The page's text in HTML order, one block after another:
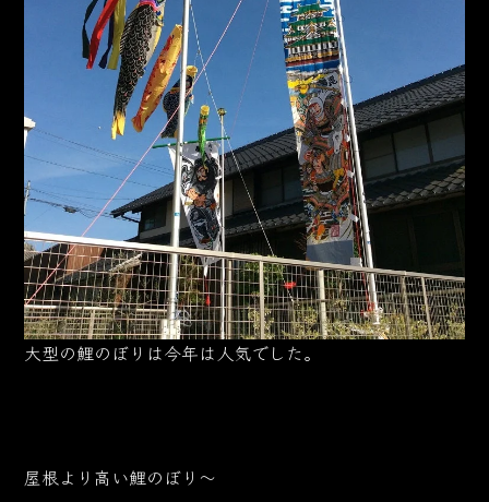
大型の鯉のぼりは今年は人気でした。
屋根より高い鯉のぼり～